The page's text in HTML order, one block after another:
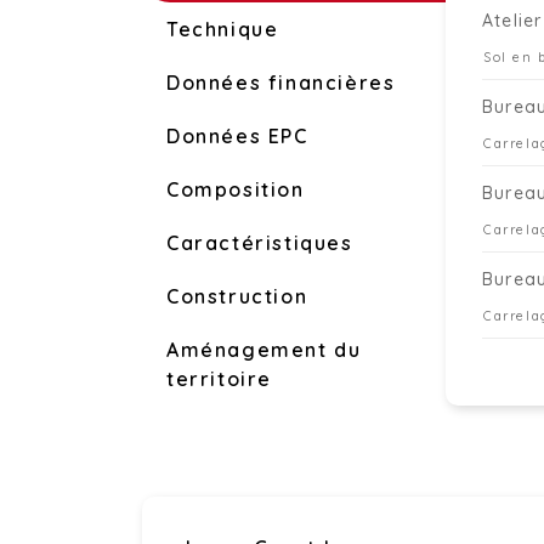
Technique
Données financières
Données EPC
Composition
Caractéristiques
Construction
Aménagement du
territoire
Atelier
Sol en
Bureau
Bureau
Bureau